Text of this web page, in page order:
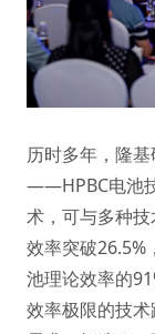
历时多年，隆
——HPBC电池
术，可与多种
效率突破26.5%
池理论效率的
效率极限的技